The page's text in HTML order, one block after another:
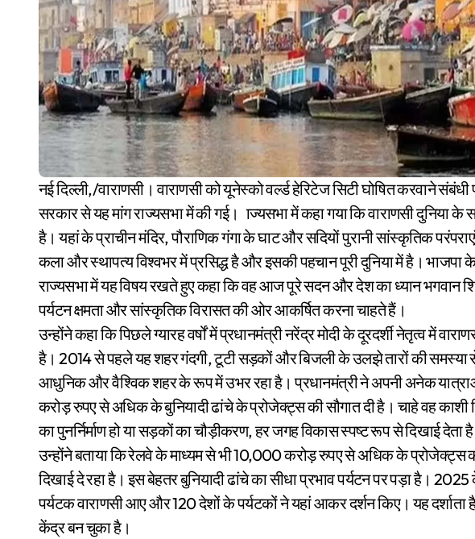
नई दिल्ली,/वाराणसी। वाराणसी को यूनेस्को वर्ल्ड हेरिटेज सिटी घोषित करवाने संबंधी प्रस्ताव को तेजी से आगे बढ़ाया जाए।
सरकार से यह मांग राज्यसभा में की गई। ाज्यसभा में कहा गया कि वाराणसी दुनिया
है। यहां के प्राचीन मंदिर, पौराणिक गंगा के घाट और सदियों पुरानी सांस्कृतिक
कला और स्थापत्य विश्वभर में प्रसिद्ध है और इसकी पहचान पूरी दुनिया में है।
राज्यसभा में यह विषय रखते हुए कहा कि वह आज पूरे सदन और देश का ध्यान भगवान
पर्यटन क्षमता और सांस्कृतिक विरासत की ओर आकर्षित करना चाहते हैं।
उन्होंने कहा कि पिछले ग्यारह वर्षों में प्रधानमंत्री नरेंद्र मोदी के दूरदर्शी नेतृत्व में
है। 2014 से पहले यह शहर गंदगी, टूटी सड़कों और बिजली के उलझे तारों की
आधुनिक और वैश्विक शहर के रूप में उभर रहा है। प्रधानमंत्री ने अपनी अनेक
करोड़ रुपए से अधिक के बुनियादी ढांचे के प्रोजेक्ट्स की सौगात दी है। चाहे वह काशी
का पुनर्निर्माण हो या सड़कों का चौड़ीकरण, हर जगह विकास स्पष्ट रूप से दिखाई देता
उन्होंने बताया कि रेलवे के माध्यम से भी 10,000 करोड़ रुपए से अधिक के प्रोजेक्ट्स
दिखाई दे रहा है। इस बेहतर बुनियादी ढांचे का सीधा प्रभाव पर्यटन पर पड़ा है।
पर्यटक वाराणसी आए और 120 देशों के पर्यटकों ने यहां आकर दर्शन किए। यह दर्शाता
केंद्र बन चुका है।